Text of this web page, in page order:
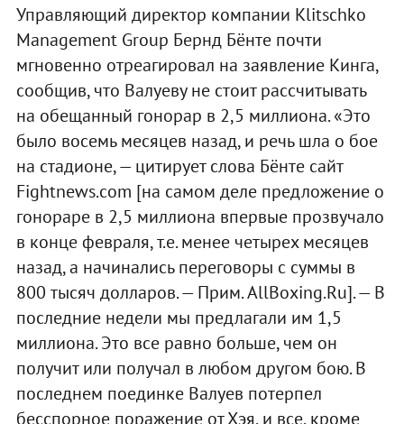
Управляющий директор компании Klitschko
Management Group Бернд Бёнте почти
мгновенно отреагировал на заявление Кинга,
сообщив, что Валуеву не стоит рассчитывать
на обещанный гонорар в 2,5 миллиона. «Это
было восемь месяцев назад, и речь шла о бое
на стадионе, — цитирует слова Бёнте сайт
Fightnews.com [на самом деле предложение о
гонораре в 2,5 миллиона впервые прозвучало
в конце февраля, т.е. менее четырех месяцев
назад, а начинались переговоры с суммы в
800 тысяч долларов. — Прим. AllBoxing.Ru]. — В
последние недели мы предлагали им 1,5
миллиона. Это все равно больше, чем он
получит или получал в любом другом бою. В
последнем поединке Валуев потерпел
бесспорное поражение от Хэя, и все, кроме